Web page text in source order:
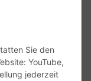
Sie den
YouTube,
jederzeit